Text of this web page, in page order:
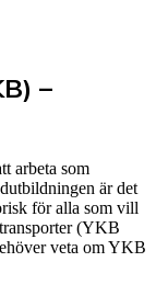
–
arbeta som
är det
för alla som vill
(YKB
veta om YKB